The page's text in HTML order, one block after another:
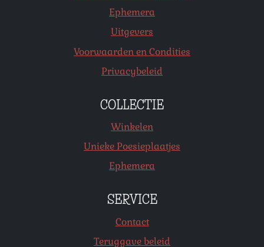
Ephemera
Uitgevers
Voorwaarden en Condities
Privacybeleid
COLLECTIE
Winkelen
Unieke Poesieplaatjes
Ephemera
SERVICE
Contact
Teruggave beleid